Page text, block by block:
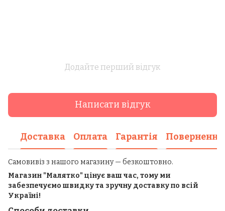
Додайте перший відгук
Написати відгук
Доставка Оплата Гарантія Повернення
Самовивіз з нашого магазину — безкоштовно.
Магазин "Малятко" цінує ваш час, тому ми
забезпечуємо швидку та зручну доставку по всій
Україні!